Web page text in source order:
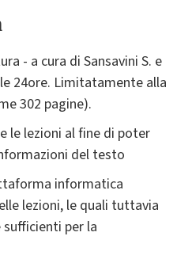
- a cura di Sansavini S. e
24ore. Limitatamente alla
302 pagine).
le lezioni al fine di poter
del testo
informatica
lezioni, le quali tuttavia
per la